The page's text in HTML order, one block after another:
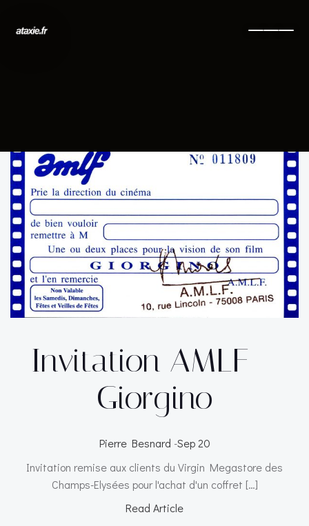
Invitation AMLF –
Giorgino
Pierre Besnard -Sep 20
Invitation remise aux clients du Virgin Megastore des
Champs-Elysées pour l'achat d'un coffret […]
Read Article